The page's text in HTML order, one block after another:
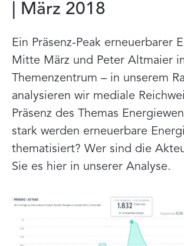
| März 2018
Ein Präsenz-Peak erneuerbarer
Mitte März und Peter Altmaier
Themenzentrum – in unserem
analysieren wir mediale
Präsenz des Themas
stark werden erneuerbare
thematisiert? Wer sind die
Sie es hier in unserer Analyse.